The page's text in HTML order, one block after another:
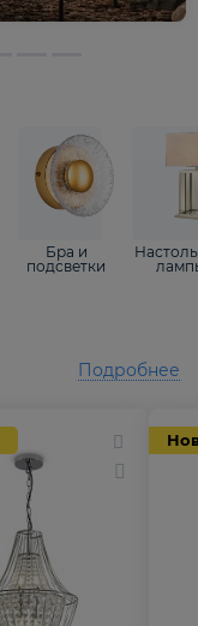
Бра и
подсветки
Подробнее